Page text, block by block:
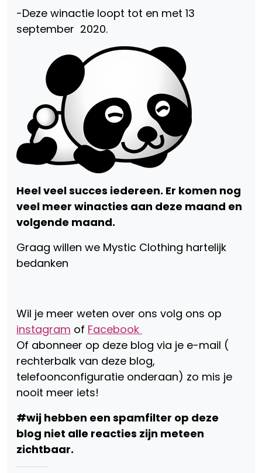
-Deze winactie loopt tot en met 13
september 2020.
Heel veel succes iedereen. Er komen nog
veel meer winacties aan deze maand en
volgende maand.
Graag willen we Mystic Clothing hartelijk
bedanken
Wil je meer weten over ons volg ons op
instagram of Facebook
Of abonneer op deze blog via je e-mail (
rechterbalk van deze blog,
telefoonconfiguratie onderaan) zo mis je
nooit meer iets!
#wij hebben een spamfilter op deze
blog niet alle reacties zijn meteen
zichtbaar.